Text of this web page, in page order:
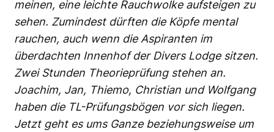
meinen, eine leichte Rauchwolke aufsteigen zu
sehen. Zumindest dürften die Köpfe mental
rauchen, auch wenn die Aspiranten im
überdachten Innenhof der Divers Lodge sitzen.
Zwei Stunden Theorieprüfung stehen an.
Joachim, Jan, Thiemo, Christian und Wolfgang
haben die TL-Prüfungsbögen vor sich liegen.
Jetzt geht es ums Ganze beziehungsweise um